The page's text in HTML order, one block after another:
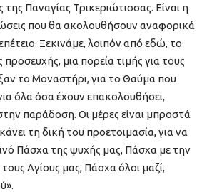
Παναγίας Τρικεριώτισσας. Είναι η
που θα ακολουθήσουν αναφορικά
Ξεκινάμε, λοιπόν από εδώ, το
προσευχής, μια πορεία τιμής για τους
το Μοναστήρι, για το Θαύμα που
όλα όσα έχουν επακολουθήσει,
παράδοση. Οι μέρες είναι μπροστά
τη δική του προετοιμασία, για να
Πάσχα της ψυχής μας, Πάσχα με την
Αγίους μας, Πάσχα όλοι μαζί,